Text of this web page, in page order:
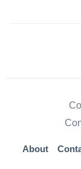
About